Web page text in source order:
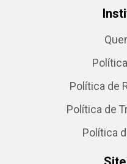
Política de
Política de
Política